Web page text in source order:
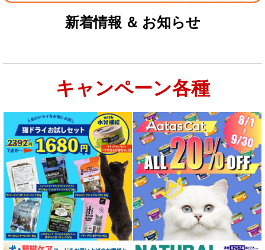
新着情報 ＆ お知らせ
キャンペーン各種